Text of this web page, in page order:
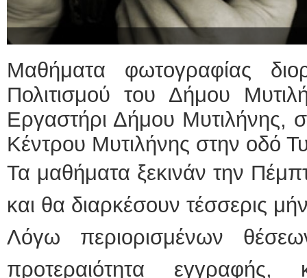
Μαθήματα φωτογραφίας
Πολιτισμού του Δήμου
Εργαστήρι Δήμου Μυτιλήνης,
Κέντρου Μυτιλήνης στην οδό
Τα μαθήματα ξεκινάν την
και θα διαρκέσουν τέσσερις
Λόγω περιορισμένων
προτεραιότητα
ΕΙΔΙΚΟΣ ΚΑΡΔΙΟΛΟΓΟΣ
ΚΩΝΣΤΑΝΤΙΝΟΣ
Holter πίεσης και
Δοκιμασία
υπέρηχος
Μυτιλήνη
Γέρα:Παπάδος
Φυσικοθεραπεύτρια
Σταυρουλάκη-
Πτυχιούχος
Σύμβαση με
Ασκληπιού 39